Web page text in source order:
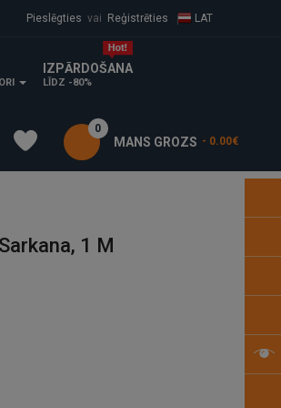
Pieslēgties vai Reģistrēties LAT
IZPĀRDOŠANA
LĪDZ -80%
MANS GROZS
0
- 0.00€
1 M